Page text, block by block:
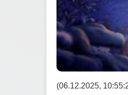
(06.12.2025,